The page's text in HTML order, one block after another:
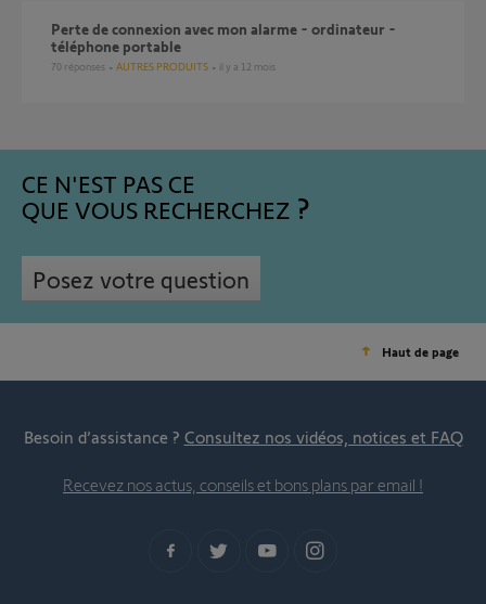
Perte de connexion avec mon alarme - ordinateur -
téléphone portable
70 réponses AUTRES PRODUITS il y a 12 mois
CE N'EST PAS CE
QUE VOUS RECHERCHEZ
Posez votre question
Haut de page
Besoin d’assistance ? Consultez nos vidéos, notices et FAQ
Recevez nos actus, conseils et bons plans par email !